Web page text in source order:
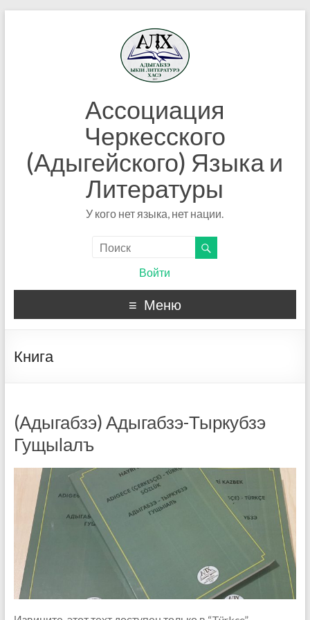
Ассоциация
Черкесского
(Адыгейского) Языка и
Литературы
У кого нет языка, нет нации.
Войти
Меню
Книга
(Адыгабзэ) Адыгабзэ-Тыркубзэ
Гущыӏалъ